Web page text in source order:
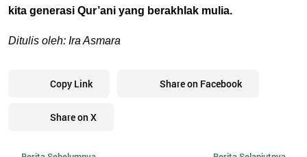
kita generasi Qur’ani yang berakhlak mulia.
Ditulis oleh: Ira Asmara
Copy Link Share on Facebook
Share on X